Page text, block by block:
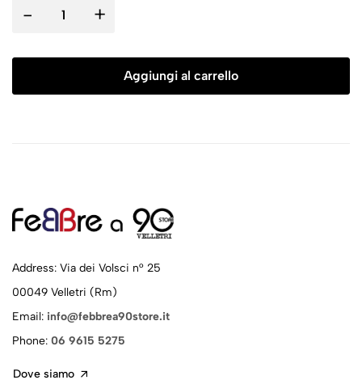
- +
Aggiungi al carrello
Address: Via dei Volsci n° 25
00049 Velletri (Rm)
Email: info@febbrea90store.it
Phone: 06 9615 5275
Dove siamo